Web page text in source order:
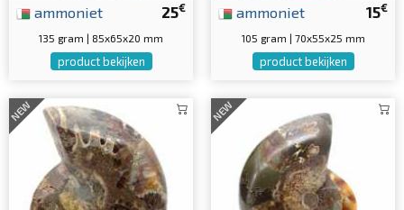
25€
ammoniet
135 gram | 85x65x20 mm
product bekijken
15€
ammoniet
105 gram | 70x55x25 mm
product bekijken
NEW NEW